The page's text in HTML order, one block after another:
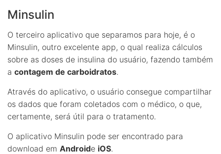
Minsulin
O terceiro aplicativo que separamos para hoje, é o
Minsulin, outro excelente app, o qual realiza cálculos
sobre as doses de insulina do usuário, fazendo também
a contagem de carboidratos.
Através do aplicativo, o usuário consegue compartilhar
os dados que foram coletados com o médico, o que,
certamente, será útil para o tratamento.
O aplicativo Minsulin pode ser encontrado para
download em Androide iOS.